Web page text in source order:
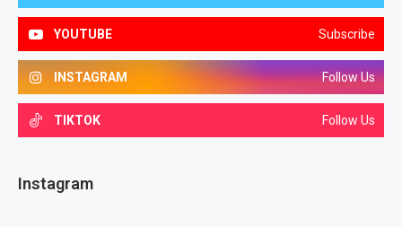
YOUTUBE Subscribe
INSTAGRAM Follow Us
TIKTOK Follow Us
Instagram